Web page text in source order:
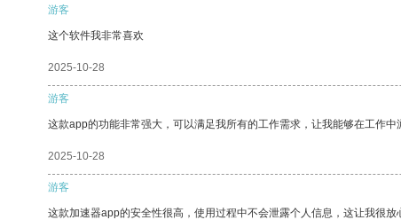
游客
这个软件我非常喜欢
2025-10-28
游客
这款app的功能非常强大，可以满足我所有的工作需求，让我能够在工作中
2025-10-28
游客
这款加速器app的安全性很高，使用过程中不会泄露个人信息，这让我很